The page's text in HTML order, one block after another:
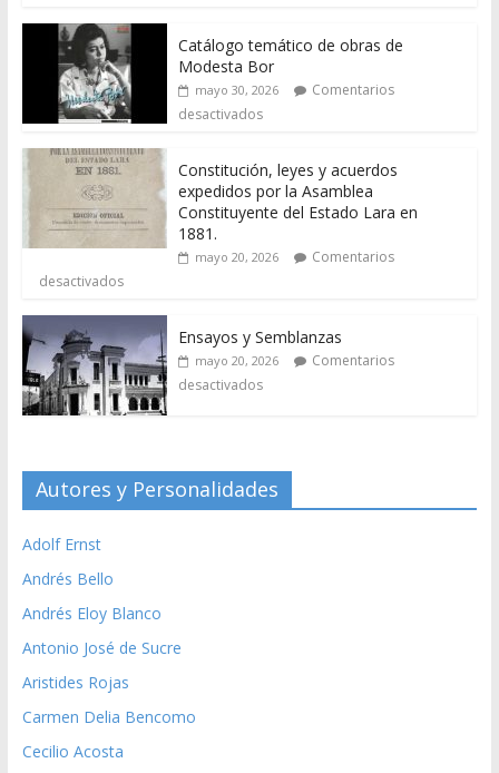
Catálogo temático de obras de
Modesta Bor
mayo 30, 2026
Comentarios
desactivados
Constitución, leyes y acuerdos
expedidos por la Asamblea
Constituyente del Estado Lara en
1881.
mayo 20, 2026
Comentarios
desactivados
Ensayos y Semblanzas
mayo 20, 2026
Comentarios
desactivados
Autores y Personalidades
Adolf Ernst
Andrés Bello
Andrés Eloy Blanco
Antonio José de Sucre
Aristides Rojas
Carmen Delia Bencomo
Cecilio Acosta